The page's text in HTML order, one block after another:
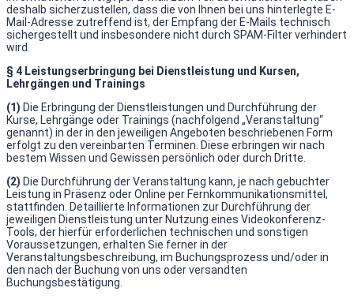
deshalb sicherzustellen, dass die von Ihnen bei uns hinterlegte E-
Mail-Adresse zutreffend ist, der Empfang der E-Mails technisch
sichergestellt und insbesondere nicht durch SPAM-Filter verhindert
wird.
§ 4 Leistungserbringung bei Dienstleistung und Kursen,
Lehrgängen und Trainings
(1) Die Erbringung der Dienstleistungen und Durchführung der
Kurse, Lehrgänge oder Trainings (nachfolgend „Veranstaltung“
genannt) in der in den jeweiligen Angeboten beschriebenen Form
erfolgt zu den vereinbarten Terminen. Diese erbringen wir nach
bestem Wissen und Gewissen persönlich oder durch Dritte.
(2) Die Durchführung der Veranstaltung kann, je nach gebuchter
Leistung in Präsenz oder Online per Fernkommunikationsmittel,
stattfinden. Detaillierte Informationen zur Durchführung der
jeweiligen Dienstleistung unter Nutzung eines Videokonferenz-
Tools, der hierfür erforderlichen technischen und sonstigen
Voraussetzungen, erhalten Sie ferner in der
Veranstaltungsbeschreibung, im Buchungsprozess und/oder in
den nach der Buchung von uns oder versandten
Buchungsbestätigung.